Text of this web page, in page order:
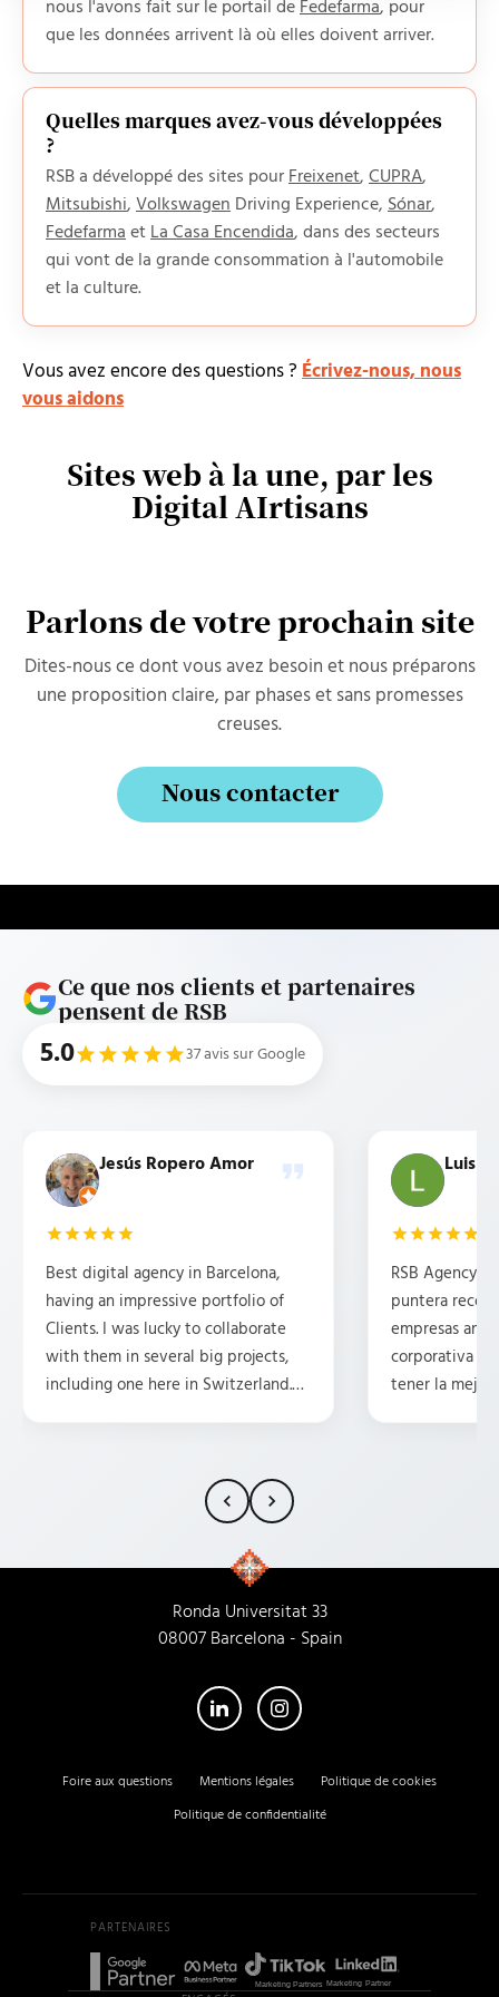
nous l'avons fait sur le portail deFedefarma, pour
que les données arrivent là où elles doivent arriver.
Quelles marques avez-vous développées
?
RSB a développé des sites pourFreixenet,CUPRA,
Mitsubishi,VolkswagenDriving Experience,Sónar,
FedefarmaetLa Casa Encendida, dans des secteurs
qui vont de la grande consommation à l'automobile
et la culture.
Vous avez encore des questions ?Écrivez-nous, nous
vous aidons
Sites web à la une, par les
Digital AIrtisans
Parlons de votre prochain site
Dites-nous ce dont vous avez besoin et nous préparons
une proposition claire, par phases et sans promesses
creuses.
Nous contacter
Ce que nos clients et partenaires
pensent de RSB
5.0 37 avis sur Google
Jesús Ropero Amor
Best digital agency in Barcelona,
having an impressive portfolio of
Clients. I was lucky to collaborate
with them in several big projects,
including one here in Switzerland.
Luis
RSB Agency
puntera
empresas
corporativa y
tener la mejor
Ronda Universitat 33
08007 Barcelona - Spain
Foire aux questions Mentions légales
Politique de cookies
Politique de confidentialité
PARTENAIRES